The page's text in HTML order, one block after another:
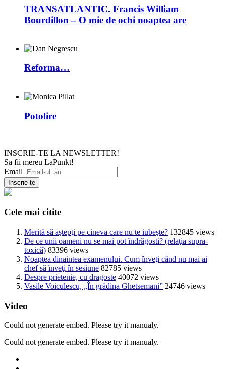
TRANSATLANTIC. Francis William
Bourdillon – O mie de ochi noaptea are
Reforma…
Potolire
INSCRIE-TE LA NEWSLETTER!
Sa fii mereu LaPunkt!
Email
Cele mai citite
Merită să aştepţi pe cineva care nu te iubeşte? 132845 views
De ce unii oameni nu se mai pot îndrăgosti? (relaţia supra-
toxică) 83396 views
Noaptea dinaintea examenului. Cum înveţi când nu mai ai
chef să înveţi în sesiune 82785 views
Despre prietenie, cu dragoste 40072 views
Vasile Voiculescu, „În grădina Ghetsemani” 24746 views
Video
Could not generate embed. Please try it manualy.
Could not generate embed. Please try it manualy.